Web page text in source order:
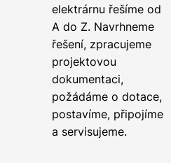
elektrárnu řešíme od
A do Z. Navrhneme
řešení, zpracujeme
projektovou
dokumentaci,
požádáme o dotace,
postavíme, připojíme
a servisujeme.